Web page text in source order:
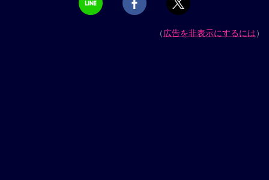
（広告を非表示にするには）